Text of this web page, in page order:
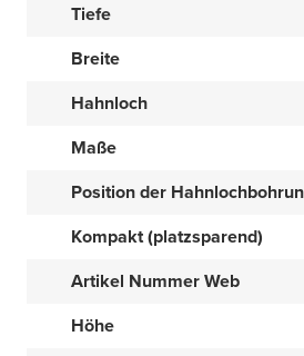
Tiefe
Breite
Hahnloch
Maße
Position der
Kompakt (platzsparend)
Artikel Nummer Web
Höhe